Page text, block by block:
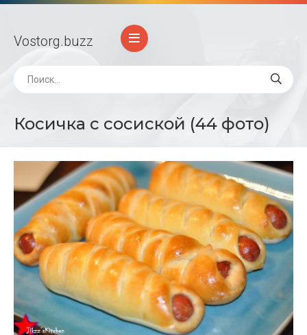
Vostorg.buzz
Косичка с сосиской (44 фото)